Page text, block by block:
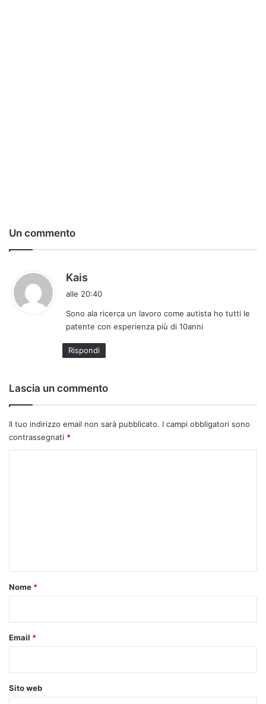
Un commento
Kais
a
e
t
t
o
alle 20:40
Sono ala ricerca un lavoro come autista ho tutti le
patente con esperienza più di 10anni
Rispondi
Lascia un commento
Il tuo indirizzo email non sarà pubblicato. I campi obbligatori sono
contrassegnati *
o
Nome *
Email *
Sito web